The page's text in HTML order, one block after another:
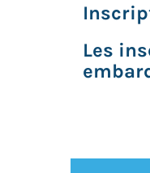
Les